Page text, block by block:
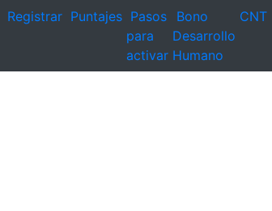
Registrar Puntajes Pasos
para
activar
Bono
Desarrollo
Humano
CNT